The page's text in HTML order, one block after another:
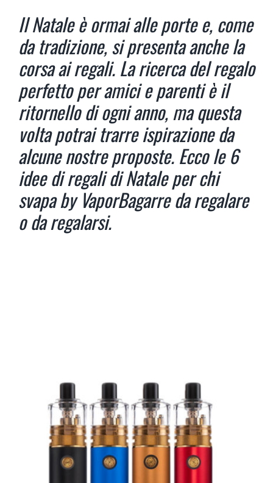
Il Natale è ormai alle porte e, come
da tradizione, si presenta anche la
corsa ai regali. La ricerca del regalo
perfetto per amici e parenti è il
ritornello di ogni anno, ma questa
volta potrai trarre ispirazione da
alcune nostre proposte. Ecco le 6
idee di regali di Natale per chi
svapa by VaporBagarre da regalare
o da regalarsi.